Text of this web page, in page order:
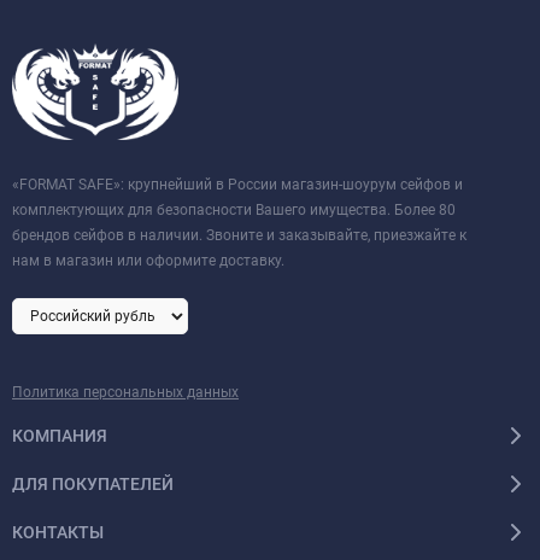
«FORMAT SAFE»: крупнейший в России магазин-шоурум сейфов и
комплектующих для безопасности Вашего имущества. Более 80
брендов сейфов в наличии. Звоните и заказывайте, приезжайте к
нам в магазин или оформите доставку.
Политика персональных данных
КОМПАНИЯ
ДЛЯ ПОКУПАТЕЛЕЙ
КОНТАКТЫ